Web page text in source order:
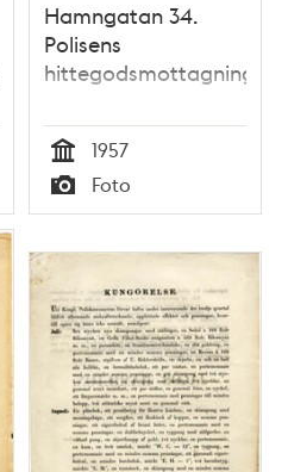
Hamngatan 34.
Polisens
hittegodsmottagning
Tid
1957
Typ
Foto